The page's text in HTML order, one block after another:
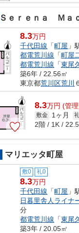
Ｓｅｒｅｎａ Ｍａ
8.3万円
千代田線 「町屋 」
都電荒川線 「町屋
都電荒川線 「東尾
築6年 / 22.56㎡
東京都荒川区荒川
8.3万円 (管
敷金 1ヶ月
2階 / 1K /
マリエッタ町屋
敷0 礼0
8.3万円
千代田線 「町屋 」
日暮里舎人ライナ
分
都電荒川線 「東尾
築3年 / 20.05㎡